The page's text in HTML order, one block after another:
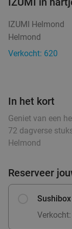
Eindhoven
Verkocht: 182
Lunchplank
IZUMI Helmond
Helmond
Verkocht: 620
In het kort
Geniet van een
72 dagverse
Helmond
Reserveer